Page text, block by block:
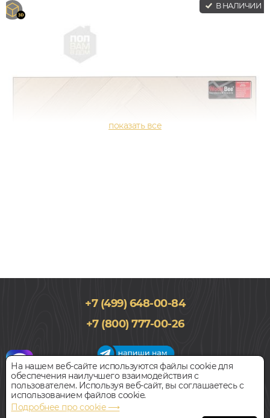
В НАЛИЧИИ
92x600, 12мм
Ясень, Елочкой, Елка Английская, Лак, Смешанная
Цена за 1 м² 4 950руб.
БЫСТРЫЙ ЗАКАЗ КУПИТЬ
+7 (499) 648-00-84
+7 (800) 777-00-26
График работы салона
Пн-Вс с 09:00 до 21:00
Наш адрес:127018, г. Москва,
ул.Складочная, д.1, строение 9
На нашем веб-сайте используются файлы cookie для
обеспечения наилучшего взаимодействия с
пользователем. Используя веб-сайт, вы соглашаетесь с
использованием файлов cookie.
Подробнее про cookie ⟶